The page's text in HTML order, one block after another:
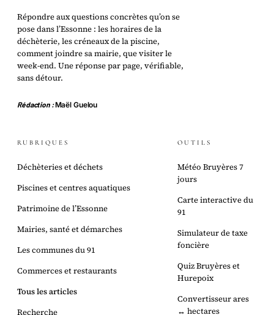
Répondre aux questions concrètes qu’on se
pose dans l’Essonne : les horaires de la
déchèterie, les créneaux de la piscine,
comment joindre sa mairie, que visiter le
week-end. Une réponse par page, vérifiable,
sans détour.
Rédaction :Maël Guelou
RUBRIQUES
Déchèteries et déchets
Piscines et centres aquatiques
Patrimoine de l’Essonne
Mairies, santé et démarches
Les communes du 91
Commerces et restaurants
Tous les articles
Recherche
OUTILS
Météo Bruyères 7
jours
Carte interactive du
91
Simulateur de taxe
foncière
Quiz Bruyères et
Hurepoix
Convertisseur ares
↔ hectares